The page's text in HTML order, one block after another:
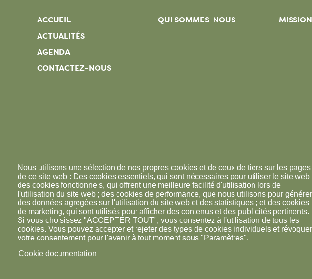
ACCUEIL
ACTUALITÉS
AGENDA
CONTACTEZ-NOUS
QUI SOMMES-NOUS
Nous utilisons une sélection de nos propres cookies et de ceux de tiers sur les pages
de ce site web : Des cookies essentiels, qui sont nécessaires pour utiliser le site web
des cookies fonctionnels, qui offrent une meilleure facilité d'utilisation lors de
l'utilisation du site web ; des cookies de performance, que nous utilisons pour générer
des données agrégées sur l'utilisation du site web et des statistiques ; et des cookies
de marketing, qui sont utilisés pour afficher des contenus et des publicités pertinents.
Si vous choisissez "ACCEPTER TOUT", vous consentez à l'utilisation de tous les
cookies. Vous pouvez accepter et rejeter des types de cookies individuels et révoquer
votre consentement pour l'avenir à tout moment sous "Paramètres".
Cookie documentation